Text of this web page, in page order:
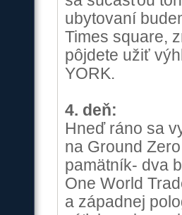
ubytovaní
Times square,
pôjdete užiť
YORK.
4. deň:
Hneď ráno sa
na Ground
pamätník- dva
One World
a západnej